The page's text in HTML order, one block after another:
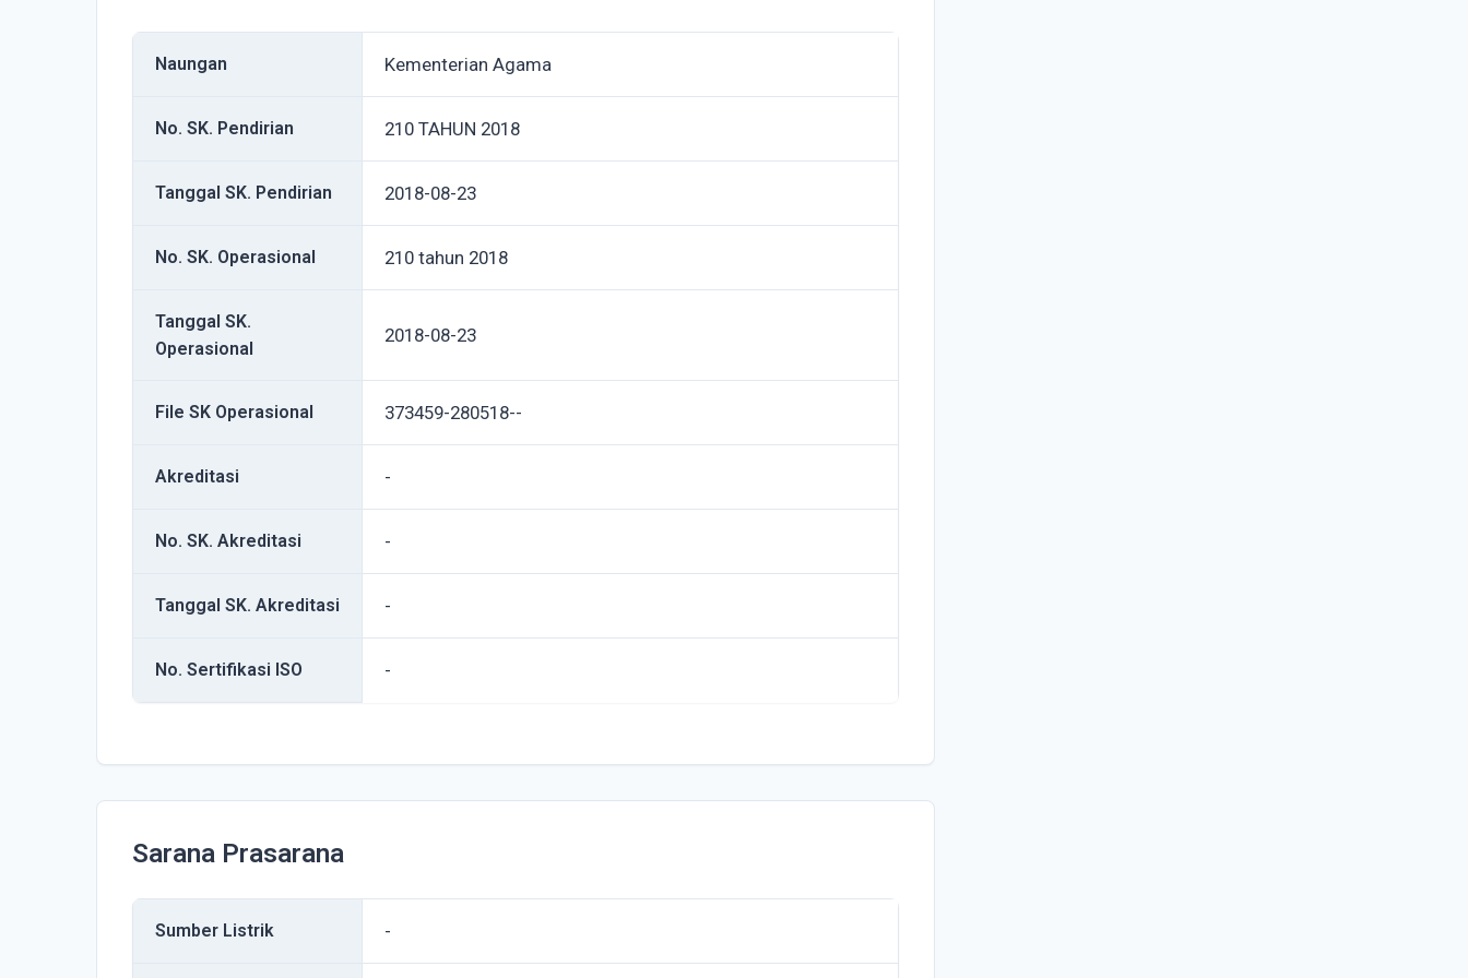
Naungan Kementerian Agama
No. SK. Pendirian 210 TAHUN 2018
Tanggal SK. Pendirian 2018-08-23
No. SK. Operasional 210 tahun 2018
Tanggal SK.
Operasional
2018-08-23
File SK Operasional 373459-280518--
Akreditasi -
No. SK. Akreditasi -
Tanggal SK. Akreditasi -
No. Sertifikasi ISO -
Sarana Prasarana
Sumber Listrik -